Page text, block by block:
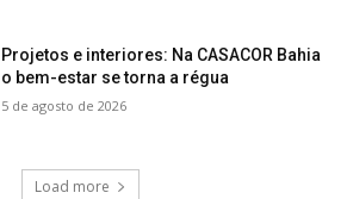
Projetos e interiores: Na CASACOR Bahia
o bem-estar se torna a régua
5 de agosto de 2026
Load more